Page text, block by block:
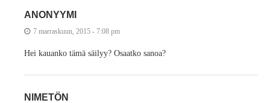
ANONYYMI
7 marraskuun, 2015 - 7:08 pm
Hei kauanko tämä säilyy? Osaatko sanoa?
NIMETÖN